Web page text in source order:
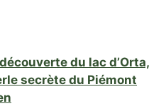
du lac d’Orta,
secrète du Piémont